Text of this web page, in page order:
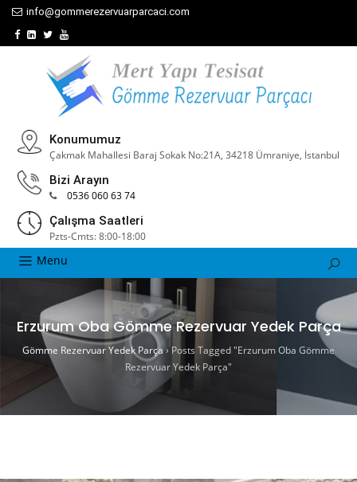
info@gommerezervuarparcaci.com
Konumumuz
Çakmak Mahallesi Baraj Sokak No:21A, 34218 Ümraniye, İstanbul
Bizi Arayın
0536 060 63 74
Çalışma Saatleri
Pzts-Cmts: 8:00-18:00
Menu
Erzurum Oba Gömme Rezervuar Yedek Parça
Gömme Rezervuar Yedek Parça›Posts Tagged "Erzurum Oba Gömme
Rezervuar Yedek Parça"